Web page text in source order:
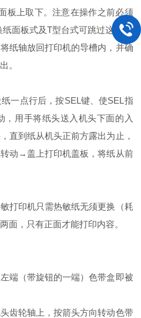
板上取下。注意在操作之前必须
面板式及T型台式可跳过这步。
纸轴放回打印机的导槽内，并确
。
一点行后，按SEL键、使SEL指
，用手将纸头送入机头下面的入
直到纸从机头正前方露出为止，
动→盖上打印机盖板，将纸从前
打印机只需热敏纸无须更换（耗
面，只有正面才能打印内容。
端（带旋钮的一端）色带盒即被
齿轮轴上，按箭头方向转动色带